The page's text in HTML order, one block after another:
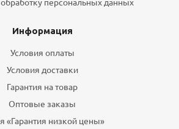
Информация
Условия оплаты
Условия доставки
Гарантия на товар
Оптовые заказы
«Гарантия низкой цены»